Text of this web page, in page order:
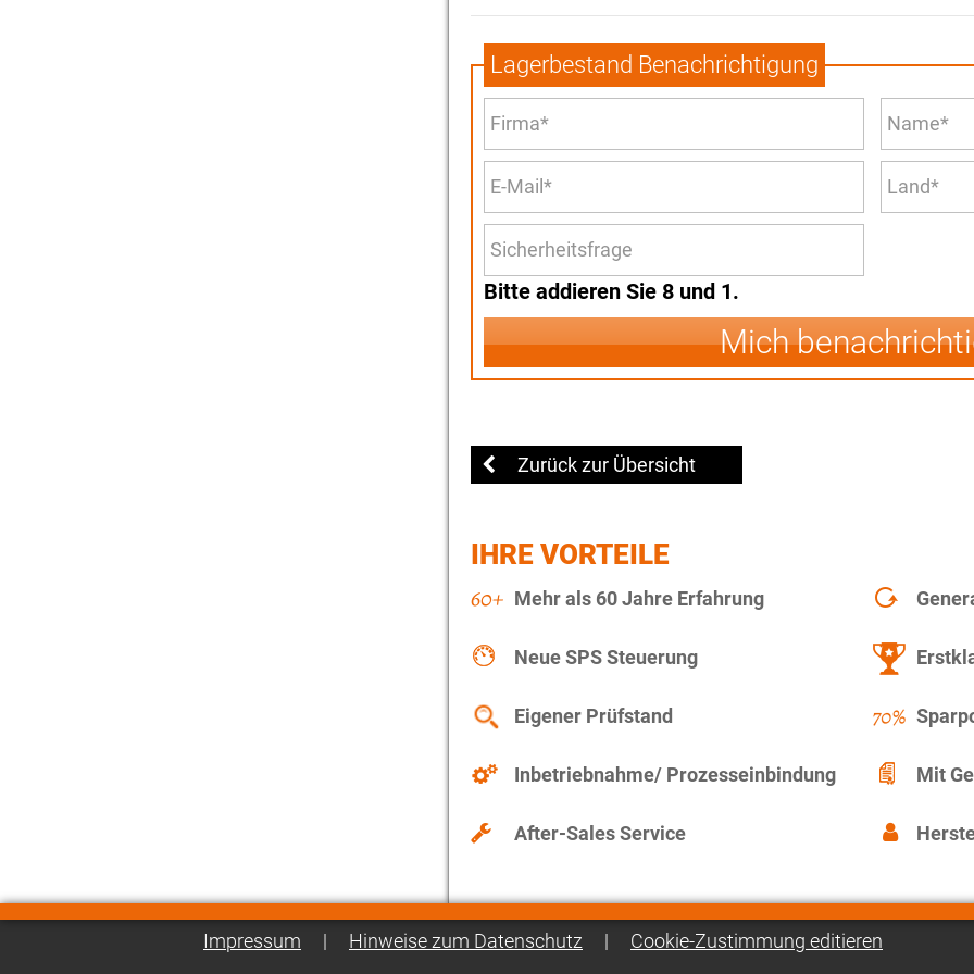
Lagerbestand Benachrichtigung
Bitte addieren Sie 8 und 1.
Mich
Zurück zur Übersicht
IHRE VORTEILE
Mehr als 60 Jahre Erfahrung
Neue SPS Steuerung
Eigener Prüfstand
Inbetriebnahme/ Prozesseinbindung Mit
After-Sales Service
Impressum | Hinweise zum Datenschutz | Cookie-Zustimmung editieren